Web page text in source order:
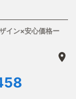
イン×安心価格ー